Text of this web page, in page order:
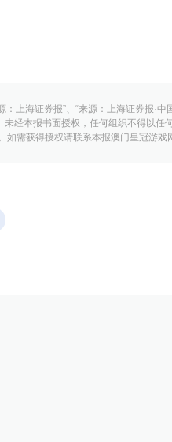
：上海证券报”、“来源：上海证券报·
未经本报书面授权，任何组织不得以
如需获得授权请联系本报澳门皇冠游